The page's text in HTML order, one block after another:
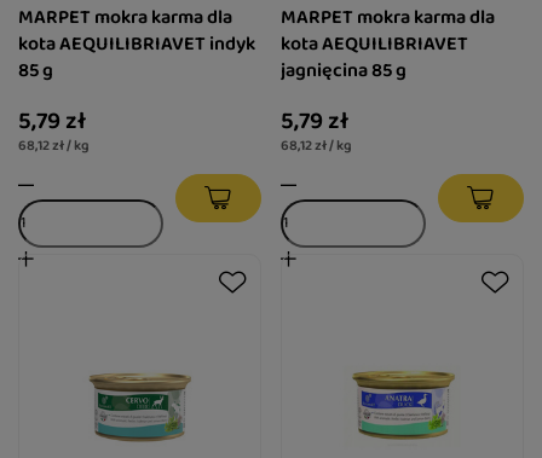
MARPET mokra karma dla
kota AEQUILIBRIAVET indyk
85 g
5,79 zł
68,12 zł / kg
MARPET mokra karma dla
kota AEQUILIBRIAVET
jagnięcina 85 g
5,79 zł
68,12 zł / kg